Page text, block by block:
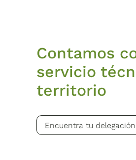
Contamos
servicio
territorio